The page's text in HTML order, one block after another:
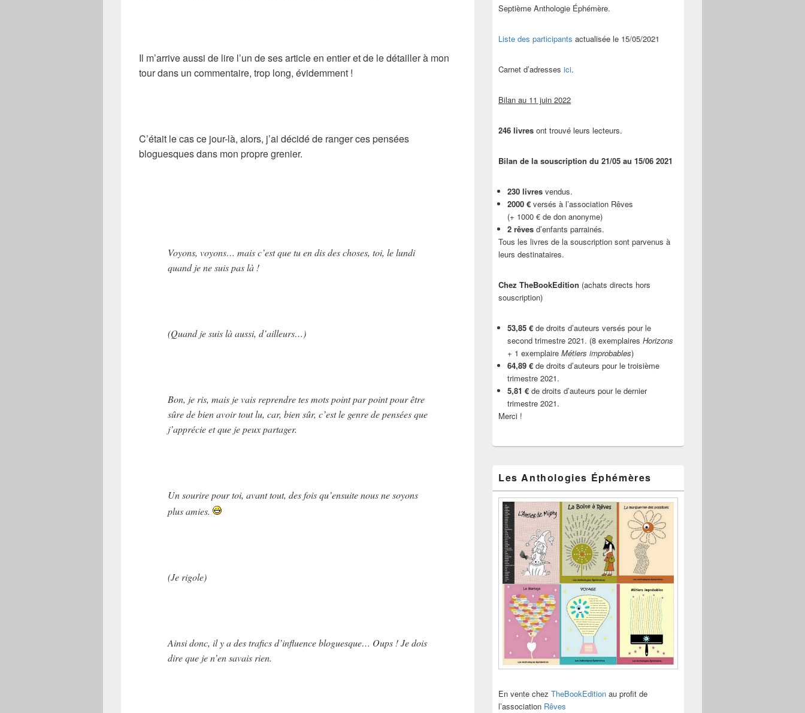
Il m’arrive aussi de lire l’un de ses article en entier et de le détailler à mon
tour dans un commentaire, trop long, évidemment !
C’était le cas ce jour-là, alors, j’ai décidé de ranger ces pensées
bloguesques dans mon propre grenier.
Voyons, voyons… mais c’est que tu en dis des choses, toi, le lundi
quand je ne suis pas là !
(Quand je suis là aussi, d’ailleurs…)
Bon, je ris, mais je vais reprendre tes mots point par point pour être
sûre de bien avoir tout lu, car, bien sûr, c’est le genre de pensées que
j’apprécie et que je peux partager.
Un sourire pour toi, avant tout, des fois qu’ensuite nous ne soyons
plus amies.
(Je rigole)
Ainsi donc, il y a des trafics d’influence bloguesque… Oups ! Je dois
dire que je n’en savais rien.
Septième Anthologie Éphémère.
Liste des participants actualisée le 15/05/2021
Carnet d’adresses ici.
Bilan au 11 juin 2022
246 livres ont trouvé leurs lecteurs.
Bilan de la souscription du 21/05 au 15/06 2021
230 livres vendus.
2000 € versés à l’association Rêves
(+ 1000 € de don anonyme)
2 rêves d’enfants parrainés.
Tous les livres de la souscription sont parvenus à
leurs destinataires.
Chez TheBookEdition (achats directs hors
souscription)
53,85 € de droits d’auteurs versés pour le
second trimestre 2021. (8 exemplaires Horizons
+ 1 exemplaire Métiers improbables)
64,89 € de droits d’auteurs pour le troisième
trimestre 2021.
5,81 € de droits d’auteurs pour le dernier
trimestre 2021.
Merci !
Les Anthologies Éphémères
En vente chez TheBookEdition au profit de
l’association Rêves